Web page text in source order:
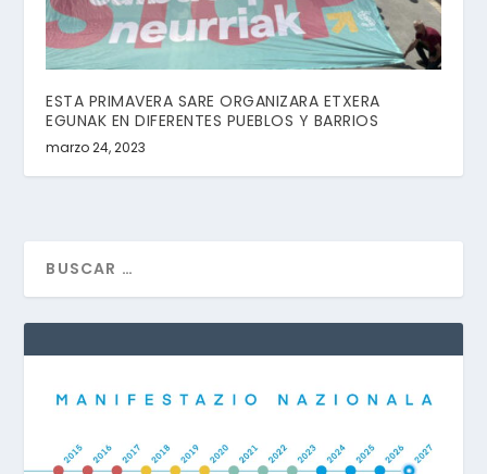
ESTA PRIMAVERA SARE ORGANIZARA ETXERA
EGUNAK EN DIFERENTES PUEBLOS Y BARRIOS
marzo 24, 2023